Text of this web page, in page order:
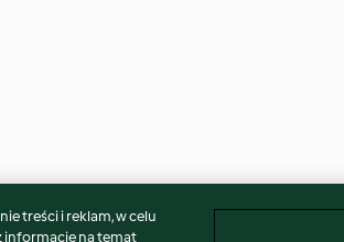
treści i reklam, w celu
informacje na temat